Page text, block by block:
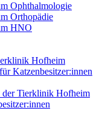
Ophthalmologie
Orthopädie
HNO
Hofheim
Katzenbesitzer:innen
Tierklinik Hofheim